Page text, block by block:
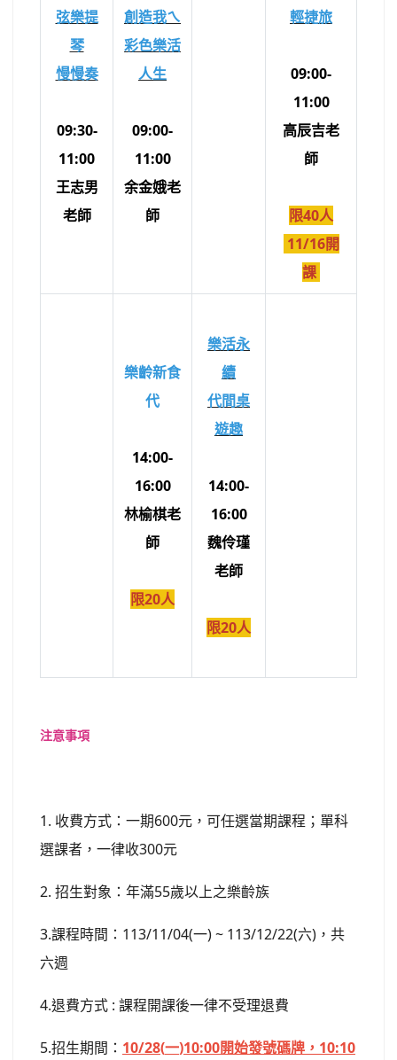
弦樂提
琴
慢慢奏
09:30-
11:00
王志男
老師
創造我ㄟ
彩色樂活
人生
09:00-
11:00
余金娥老
師
輕捷旅
09:00-
11:00
高辰吉老
師
限40人
11/16開
課
樂齡新食
代
14:00-
16:00
林榆棋老
師
限20人
樂活永
續
代間桌
遊趣
14:00-
16:00
魏伶瑾
老師
限20人
注意事項
1. 收費方式：一期600元，可任選當期課程；單科
選課者，一律收300元
2. 招生對象：年滿55歲以上之樂齡族
3.課程時間：113/11/04(一) ~ 113/12/22(六)，共
六週
4.退費方式 : 課程開課後一律不受理退費
5.招生期間： 10/28(一)10:00開始發號碼牌，10:10